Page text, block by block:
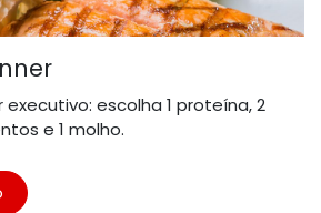
escolha 1 proteína, 2
e 1 molho.